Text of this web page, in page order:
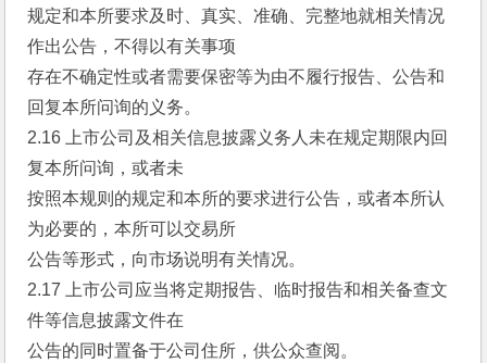
规定和本所要求及时、真实、准确、完整地就相关情况
作出公告，不得以有关事项
存在不确定性或者需要保密等为由不履行报告、公告和
回复本所问询的义务。
2.16 上市公司及相关信息披露义务人未在规定期限内回
复本所问询，或者未
按照本规则的规定和本所的要求进行公告，或者本所认
为必要的，本所可以交易所
公告等形式，向市场说明有关情况。
2.17 上市公司应当将定期报告、临时报告和相关备查文
件等信息披露文件在
公告的同时置备于公司住所，供公众查阅。